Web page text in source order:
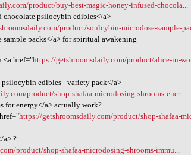
product/buy-best-magic-honey-infused-chocola...
chocolate psilocybin edibles</a>
product/soulcybin-microdose-sample-
packs</a> for spiritual awakening
<a href="https://getshroomsdaily.com/product/alice-in-
edibles - variety pack</a>
product/shop-shafaa-microdosing-shrooms-ener...
for energy</a> actually work?
https://getshroomsdaily.com/product/shop-shafaa-
a> ?
product/shop-shafaa-microdosing-shrooms-immu...